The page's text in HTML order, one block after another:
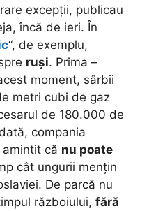
excepții, publicau
încă de ieri. În
“, de exemplu,
ruși. Prima –
moment, sârbii
metri cubi de gaz
de 180.000 de
compania
amintit că nu poate
cât ungurii mențin
De parcă nu
războiului, fără